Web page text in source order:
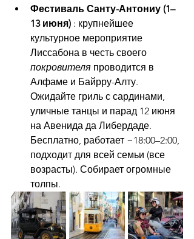
Фестиваль Санту-Антониу (1–
13 июня) : крупнейшее
культурное мероприятие
Лиссабона в честь своего
покровителя проводится в
Алфаме и Байрру-Алту.
Ожидайте гриль с сардинами,
уличные танцы и парад 12 июня
на Авенида да Либердаде.
Бесплатно, работает ~18:00–2:00,
подходит для всей семьи (все
возрасты). Собирает огромные
толпы.